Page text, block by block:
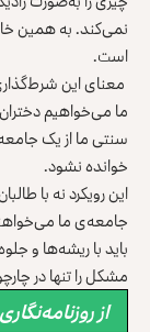
نمی‌کند. به همین
است.
معنای این
ما می‌خواهیم
سنتی ما از یک
خوانده نشود.
این رویکرد نه با
جامعه‌ی ما
باید با ریشه‌ها و
مشکل را تنها در
از